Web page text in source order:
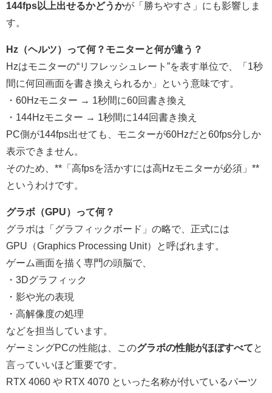
144fps以上出せるかどうかが「勝ちやすさ」にも影響しま
す。
Hz（ヘルツ）って何？モニターと何が違う？
Hzはモニターの“リフレッシュレート”を表す単位で、「1秒
間に何回画面を書き換えられるか」という意味です。
・60Hzモニター → 1秒間に60回書き換え
・144Hzモニター → 1秒間に144回書き換え
PC側が144fps出せても、モニターが60Hzだと60fps分しか
表示できません。
そのため、**「高fpsを活かすには高Hzモニターが必須」**
というわけです。
グラボ（GPU）って何？
グラボは「グラフィックボード」の略で、正式には
GPU（Graphics Processing Unit）と呼ばれます。
ゲーム画面を描く専門の頭脳で、
・3Dグラフィック
・影や光の表現
・高解像度の処理
などを担当しています。
ゲーミングPCの性能は、このグラボの性能がほぼすべてと
言っていいほど重要です。
RTX 4060 や RTX 4070 といった名称が付いているパーツ